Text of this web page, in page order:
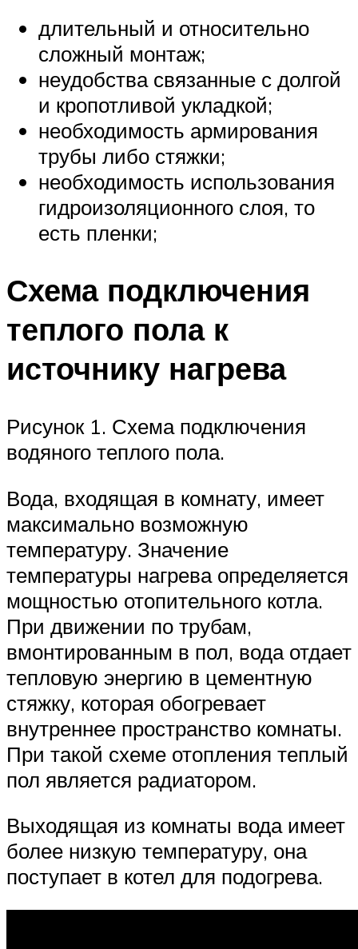
длительный и относительно
сложный монтаж;
неудобства связанные с долгой
и кропотливой укладкой;
необходимость армирования
трубы либо стяжки;
необходимость использования
гидроизоляционного слоя, то
есть пленки;
Схема подключения
теплого пола к
источнику нагрева
Рисунок 1. Схема подключения
водяного теплого пола.
Вода, входящая в комнату, имеет
максимально возможную
температуру. Значение
температуры нагрева определяется
мощностью отопительного котла.
При движении по трубам,
вмонтированным в пол, вода отдает
тепловую энергию в цементную
стяжку, которая обогревает
внутреннее пространство комнаты.
При такой схеме отопления теплый
пол является радиатором.
Выходящая из комнаты вода имеет
более низкую температуру, она
поступает в котел для подогрева.